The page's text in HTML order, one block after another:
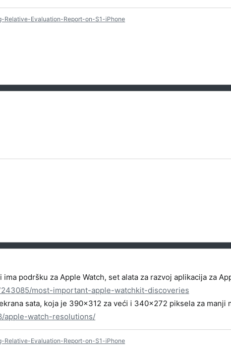
Relative-Evaluation-Report-on-S1-iPhone
podršku za Apple Watch, set alata za razvoj aplikacija za
most-important-apple-watchkit-discoveries
sata, koja je 390x312 za veći i 340x272 piksela za manji
apple-watch-resolutions/
Relative-Evaluation-Report-on-S1-iPhone